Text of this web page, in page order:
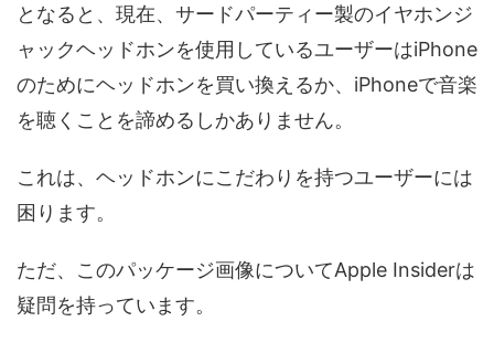
となると、現在、サードパーティー製のイヤホンジ
ャックヘッドホンを使用しているユーザーはiPhone
のためにヘッドホンを買い換えるか、iPhoneで音楽
を聴くことを諦めるしかありません。
これは、ヘッドホンにこだわりを持つユーザーには
困ります。
ただ、このパッケージ画像についてApple Insiderは
疑問を持っています。